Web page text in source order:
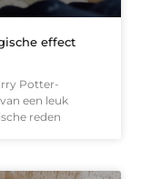
effect
Potter-
een leuk
reden